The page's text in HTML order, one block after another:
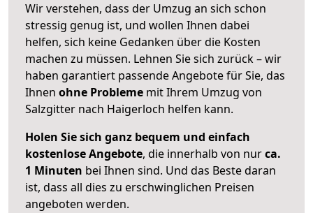
Wir verstehen, dass der Umzug an sich schon
stressig genug ist, und wollen Ihnen dabei
helfen, sich keine Gedanken über die Kosten
machen zu müssen. Lehnen Sie sich zurück – wir
haben garantiert passende Angebote für Sie, das
Ihnen ohne Probleme mit Ihrem Umzug von
Salzgitter nach Haigerloch helfen kann.
Holen Sie sich ganz bequem und einfach
kostenlose Angebote, die innerhalb von nurca.
1 Minuten bei Ihnen sind. Und das Beste daran
ist, dass all dies zu erschwinglichen Preisen
angeboten werden.